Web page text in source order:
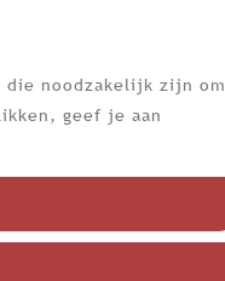
die noodzakelijk zijn om
geef je aan